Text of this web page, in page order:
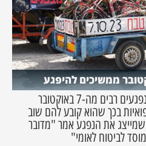
המוסד לביטוח לאומי כופה על נפגעים רבים מה-7 באוקטובר
בכך שהוא קובע להם שוב
שמייצג את הנפגע אמר "מדובר
לביטוח לאומי"